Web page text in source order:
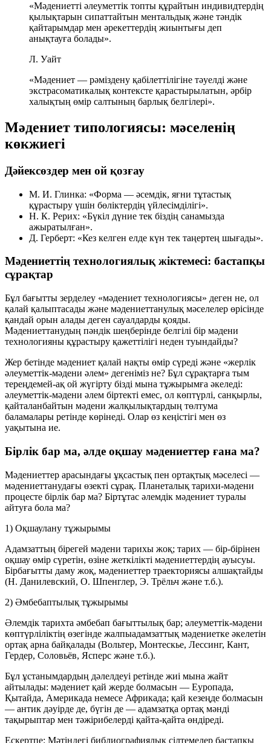
«Мәдениетті әлеуметтік топты құрайтын индивидтердің
қылықтарын сипаттайтын ментальдық және тәндік
қайтарымдар мен әрекеттердің жиынтығы деп
анықтауға болады».
Л. Уайт
«Мәдениет — рәміздену қабілеттілігіне тәуелді және
экстрасоматикалық контексте қарастырылатын, әрбір
халықтың өмір салтының барлық белгілері».
Мәдениет типологиясы: мәселенің
көкжиегі
Дәйексөздер мен ой қозғау
М. И. Глинка: «Форма — әсемдік, яғни тұтастық
құрастыру үшін бөліктердің үйлесімділігі».
Н. К. Рерих: «Бүкіл дүние тек біздің санамызда
ажыратылған».
Д. Герберт: «Кез келген елде күн тек таңертең шығады».
Мәдениеттің технологиялық жіктемесі: бастапқы
сұрақтар
Бұл бағытты зерделеу «мәдениет технологиясы» деген не, ол
қалай қалыптасады және мәдениеттанулық мәселелер өрісінде
қандай орын алады деген сауалдарды қояды.
Мәдениеттанудың пәндік шеңберінде белгілі бір мәдени
технологияны құрастыру қажеттілігі неден туындайды?
Жер бетінде мәдениет қалай нақты өмір сүреді және «жерлік
әлеуметтік-мәдени әлем» дегеніміз не? Бұл сұрақтарға тым
тереңдемей-ақ ой жүгірту бізді мына тұжырымға әкеледі:
әлеуметтік-мәдени әлем біртекті емес, ол көптүрлі, санқырлы,
қайталанбайтын мәдени жалқылықтардың төлтума
баламалары ретінде көрінеді. Олар өз кеңістігі мен өз
уақытына ие.
Бірлік бар ма, әлде оқшау мәдениеттер ғана ма?
Мәдениеттер арасындағы ұқсастық пен ортақтық мәселесі —
мәдениеттанудағы өзекті сұрақ. Планеталық тарихи-мәдени
процесте бірлік бар ма? Біртұтас әлемдік мәдениет туралы
айтуға бола ма?
1) Оқшаулану тұжырымы
Адамзаттың бірегей мәдени тарихы жоқ; тарих — бір-бірінен
оқшау өмір сүретін, өзіне жеткілікті мәдениеттердің ауысуы.
Бірбағытты даму жоқ, мәдениеттер траекториясы алшақтайды
(Н. Данилевский, О. Шпенглер, Э. Трёльч және т.б.).
2) Әмбебаптылық тұжырымы
Әлемдік тарихта әмбебап бағыттылық бар; әлеуметтік-мәдени
көптүрліліктің өзегінде жалпыадамзаттық мәдениетке әкелетін
ортақ арна байқалады (Вольтер, Монтескье, Лессинг, Кант,
Гердер, Соловьёв, Ясперс және т.б.).
Бұл ұстанымдардың дәлелдеуі ретінде жиі мына жайт
айтылады: мәдениет қай жерде болмасын — Еуропада,
Қытайда, Америкада немесе Африкада; қай кезеңде болмасын
— антик дәуірде де, бүгін де — адамзатқа ортақ мәнді
тақырыптар мен тәжірибелерді қайта-қайта өндіреді.
Ескертпе: Мәтіндегі библиографиялық сілтемелер бастапқы